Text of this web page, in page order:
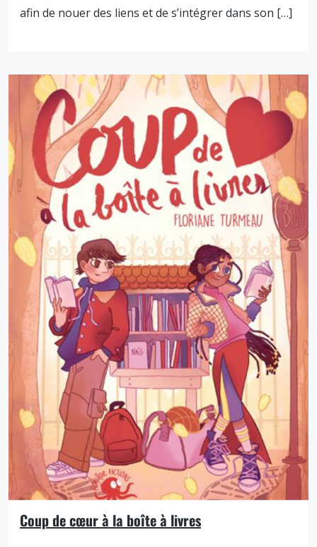
afin de nouer des liens et de s’intégrer dans son […]
Coup de cœur à la boîte à livres